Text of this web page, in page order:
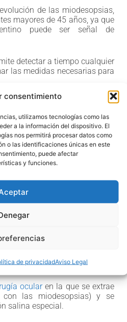
consentimiento
utilizamos tecnologías como las
a la información del dispositivo. El
nos permitirá procesar datos como
o las identificaciones únicas en este
puede afectar
y funciones.
de privacidadAviso Legal
de las miodesopsias,
mayores de 45 años, ya que
puede ser señal de
detectar a tiempo cualquier
las medidas necesarias para
tratamiento
la mayoría de los casos,
tratamiento
disponibles en casos
principales opciones:
ocularen la que se extrae
las miodesopsias) y se
salina especial.